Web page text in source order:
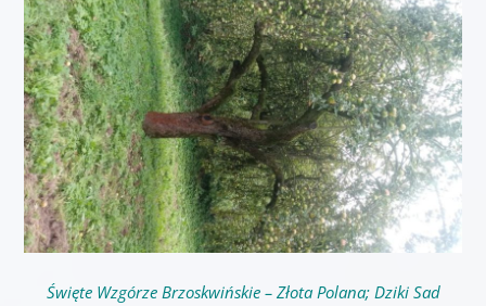
Święte Wzgórze Brzoskwińskie – Złota Polana; Dziki Sad